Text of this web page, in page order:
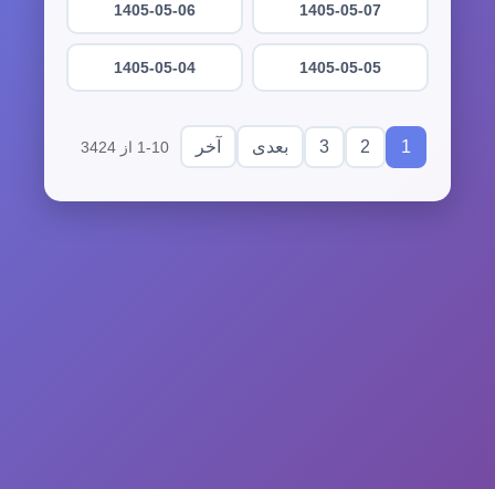
1405-05-07
1405-05-06
1405-05-05
1405-05-04
1
2
3 بعدی آخر 1-10 از 3424